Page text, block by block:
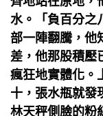
水。「負百分之
部一陣翻騰，他
差，他那股積壓
瘋狂地實體化。
十，張水瓶就發
林天秤側臉的粉